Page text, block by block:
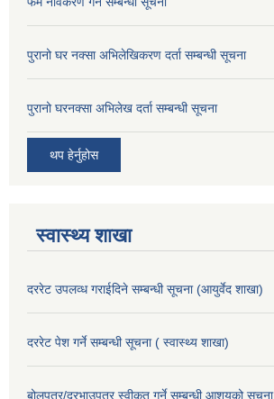
पुरानो घर नक्सा अभिलेखिकरण दर्ता सम्बन्धी सूचना
पुरानो घरनक्सा अभिलेख दर्ता सम्बन्धी सूचना
थप हेर्नुहोस
स्वास्थ्य शाखा
दररेट उपलव्ध गराईदिने सम्बन्धी सूचना (आयुर्वेद शाखा)
दररेट पेश गर्ने सम्बन्धी सूचना ( स्वास्थ्य शाखा)
बोलपत्र/दरभाउपत्र स्वीकृत गर्ने सम्बन्धी आशयको सुचना